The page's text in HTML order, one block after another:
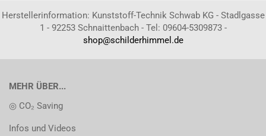
Herstellerinformation: Kunststoff-Technik Schwab KG - Stadlgasse
1 - 92253 Schnaittenbach - Tel: 09604-5309873 -
shop@schilderhimmel.de
MEHR ÜBER...
◎ CO₂ Saving
Infos und Videos